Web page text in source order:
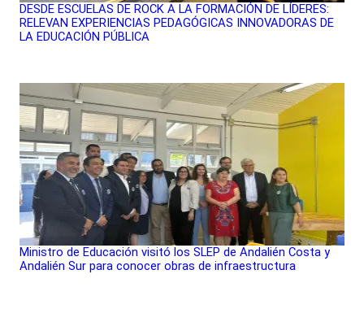
DESDE ESCUELAS DE ROCK A LA FORMACIÓN DE LÍDERES:
RELEVAN EXPERIENCIAS PEDAGÓGICAS INNOVADORAS DE
LA EDUCACIÓN PÚBLICA
Ministro de Educación visitó los SLEP de Andalién Costa y
Andalién Sur para conocer obras de infraestructura